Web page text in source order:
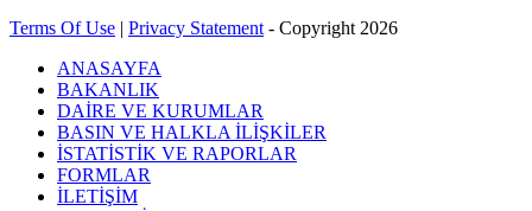
Terms Of Use | Privacy Statement - Copyright 2026
ANASAYFA
BAKANLIK
DAİRE VE KURUMLAR
BASIN VE HALKLA İLİŞKİLER
İSTATİSTİK VE RAPORLAR
FORMLAR
İLETİŞİM